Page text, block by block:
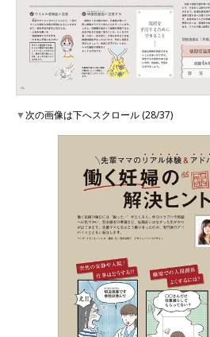
▼次の画像は下へスクロール (28/37)